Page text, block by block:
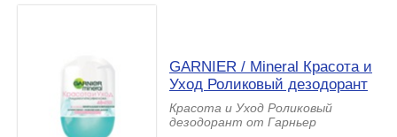
GARNIER / Mineral Красота и
Уход Роликовый дезодорант
Красота и Уход Роликовый
дезодорант от Гарньер